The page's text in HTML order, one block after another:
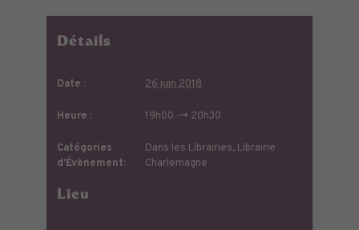
Détails
Date : 26 juin 2018
Heure : 19h00 --> 20h30
Catégories
d’Évènement:
Dans les Librairies, Librairie
Charlemagne
Lieu